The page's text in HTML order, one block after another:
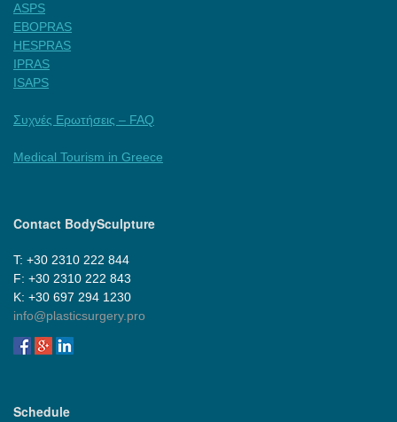
ASPS
EBOPRAS
HESPRAS
IPRAS
ISAPS
Συχνές Ερωτήσεις – FAQ
Medical Tourism in Greece
Contact BodySculpture
Τ: +30 2310 222 844
F: +30 2310 222 843
Κ: +30 697 294 1230
info@plasticsurgery.pro
Schedule